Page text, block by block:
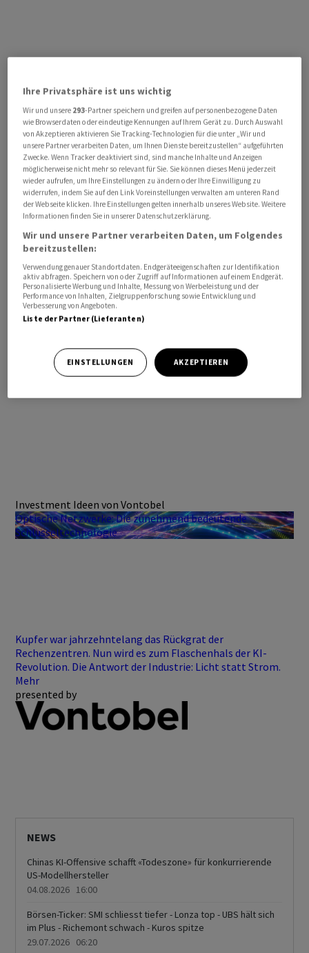
Investment Ideen von Vontobel
Optische Netzwerke: Die zunehmend bedeutende
Schlüsseltechnologie
Kupfer war jahrzehntelang das Rückgrat der
Rechenzentren. Nun wird es zum Flaschenhals der KI-
Revolution. Die Antwort der Industrie: Licht statt Strom.
Mehr
presented by
NEWS
Chinas KI-Offensive schafft «Todeszone» für konkurrierende
US-Modellhersteller
04.08.2026 16:00
Börsen-Ticker: SMI schliesst tiefer - Lonza top - UBS hält sich
im Plus - Richemont schwach - Kuros spitze
29.07.2026 06:20
Ihre Privatsphäre ist uns wichtig
Wir und unsere 293-Partner speichern und greifen auf personenbezogene Daten
wie Browserdaten oder eindeutige Kennungen auf Ihrem Gerät zu. Durch Auswahl
von Akzeptieren aktivieren Sie Tracking-Technologien für die unter „Wir und
unsere Partner verarbeiten Daten, um Ihnen Dienste bereitzustellen“ aufgeführten
Zwecke. Wenn Tracker deaktiviert sind, sind manche Inhalte und Anzeigen
möglicherweise nicht mehr so relevant für Sie. Sie können dieses Menü jederzeit
wieder aufrufen, um Ihre Einstellungen zu ändern oder Ihre Einwilligung zu
widerrufen, indem Sie auf den Link Voreinstellungen verwalten am unteren Rand
der Webseite klicken. Ihre Einstellungen gelten innerhalb unseres Website. Weitere
Informationen finden Sie in unserer Datenschutzerklärung.
Wir und unsere Partner verarbeiten Daten, um Folgendes
bereitzustellen:
Verwendung genauer Standortdaten. Endgeräteeigenschaften zur Identifikation
aktiv abfragen. Speichern von oder Zugriff auf Informationen auf einem Endgerät.
Personalisierte Werbung und Inhalte, Messung von Werbeleistung und der
Performance von Inhalten, Zielgruppenforschung sowie Entwicklung und
Verbesserung von Angeboten.
Liste der Partner (Lieferanten)
EINSTELLUNGEN AKZEPTIEREN